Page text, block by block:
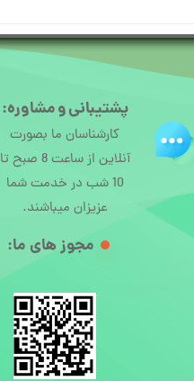
پشتیبانی و مشاوره:
کارشناسان ما بصورت
آنلاین از ساعت 8 صبح تا
10 شب در خدمت شما
عزیزان میباشند.
مجوز های ما:​